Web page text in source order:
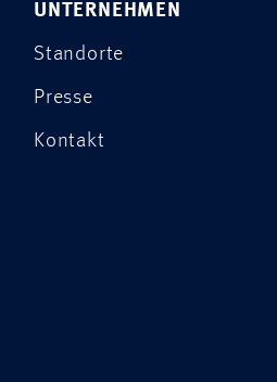
UNTERNEHMEN
Standorte
Presse
Kontakt